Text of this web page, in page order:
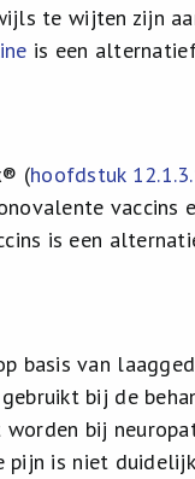
te wijten zijn
is een
® (hoofdstuk
is een
basis van
bij de
bij
pijn is niet